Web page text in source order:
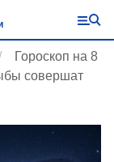
Гороскоп на 8
совершат